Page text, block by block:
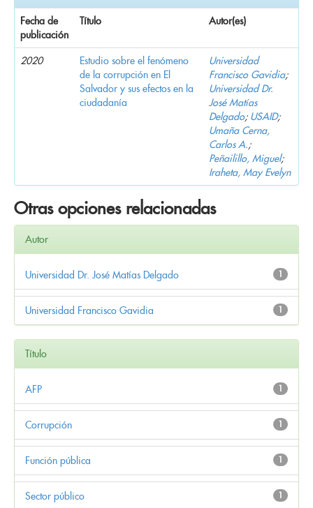
Fecha de
publicación
Título Autor(es)
2020
Estudio sobre el fenómeno
de la corrupción en El
Salvador y sus efectos en la
ciudadanía
Universidad
Francisco Gavidia;
Universidad Dr.
José Matías
Delgado; USAID;
Umaña Cerna,
Carlos A.;
Peñailillo, Miguel;
Iraheta, May Evelyn
Otras opciones relacionadas
Autor
1
Universidad Dr. José Matías Delgado
1
Universidad Francisco Gavidia
Título
1
AFP
1
Corrupción
1
Función pública
1
Sector público